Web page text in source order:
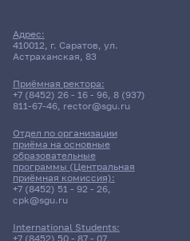
Адрес:
410012, г. Саратов, ул.
Астраханская, 83
Приёмная ректора:
+7 (8452) 26 - 16 - 96, 8 (937)
811-67-46, rector@sgu.ru
Отдел по организации
приёма на основные
образовательные
программы (Центральная
приёмная комиссия):
+7 (8452) 51 - 92 - 26,
cpk@sgu.ru
International Students:
+7 (8452) 50 - 87 - 07,